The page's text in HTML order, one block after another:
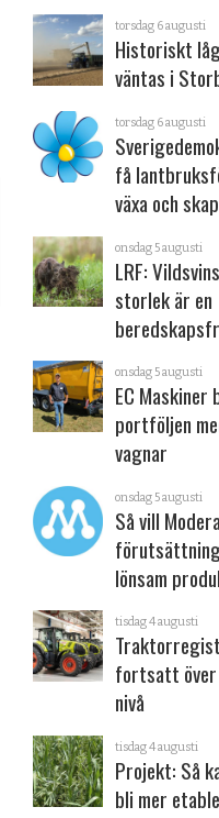
torsdag 6 augusti
Historiskt
väntas i
torsdag 6 augusti
få
växa och
onsdag 5 augusti
LRF:
storlek är en
onsdag 5 augusti
EC Maskiner
portföljen
vagnar
onsdag 5 augusti
Så vill
lönsam
tisdag 4 augusti
fortsatt
nivå
tisdag 4 augusti
Projekt: Så
bli mer